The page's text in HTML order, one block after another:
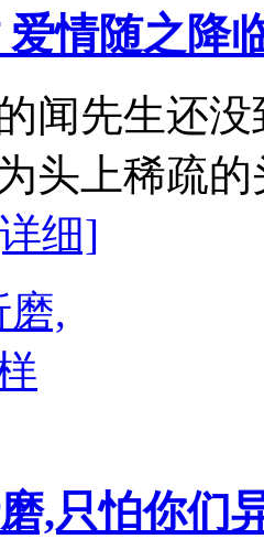
情随之降
闻先生还
头上稀疏
细]
,只怕你们